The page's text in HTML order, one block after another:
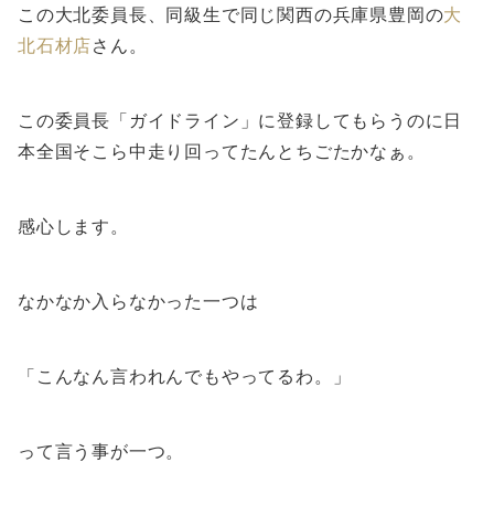
この大北委員長、同級生で同じ関西の兵庫県豊岡の大
北石材店さん。
この委員長「ガイドライン」に登録してもらうのに日
本全国そこら中走り回ってたんとちごたかなぁ。
感心します。
なかなか入らなかった一つは
「こんなん言われんでもやってるわ。」
って言う事が一つ。